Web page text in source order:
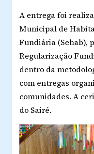
A entrega foi
Municipal de
Fundiária (Sehab),
Regularização
dentro da
com entregas
comunidades. A
do Sairé.